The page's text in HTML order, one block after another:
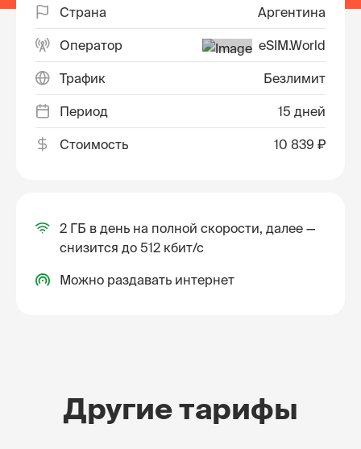
Страна Аргентина
Оператор eSIM.World
Трафик Безлимит
Период 15 дней
Стоимость 10 839 ₽
2 ГБ в день на полной скорости, далее —
снизится до 512 кбит/с
Можно раздавать интернет
Другие тарифы